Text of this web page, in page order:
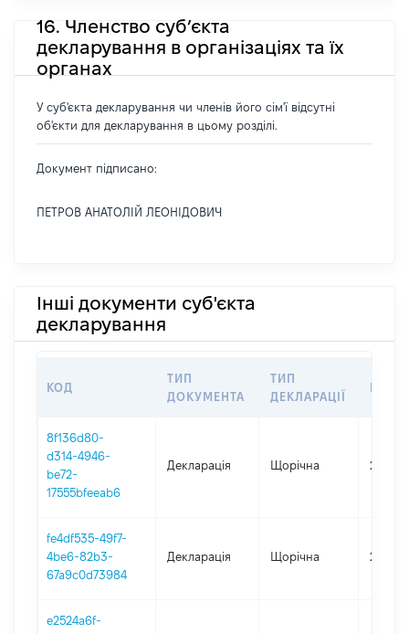
16. Членство суб’єкта
декларування в організаціях та їх
органах
У суб'єкта декларування чи членів його сім'ї відсутні
об'єкти для декларування в цьому розділі.
Документ підписано:
ПЕТРОВ АНАТОЛІЙ ЛЕОНІДОВИЧ
Інші документи суб'єкта
декларування
КОД
ТИП
ДОКУМЕНТА
ТИП
ДЕКЛАРАЦІЇ
8f136d80-
d314-4946-
be72-
17555bfeeab6
Декларація Щорічна 2025
fe4df535-49f7-
4be6-82b3-
67a9c0d73984
Декларація Щорічна 2024
e2524a6f-